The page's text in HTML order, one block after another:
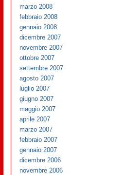
marzo 2008
febbraio 2008
gennaio 2008
dicembre 2007
novembre 2007
ottobre 2007
settembre 2007
agosto 2007
luglio 2007
giugno 2007
maggio 2007
aprile 2007
marzo 2007
febbraio 2007
gennaio 2007
dicembre 2006
novembre 2006